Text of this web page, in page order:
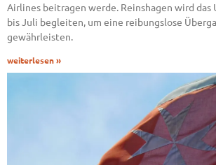
Airlines beitragen werde. Reinshagen wird das
bis Juli begleiten, um eine reibungslose
gewährleisten.
weiterlesen »